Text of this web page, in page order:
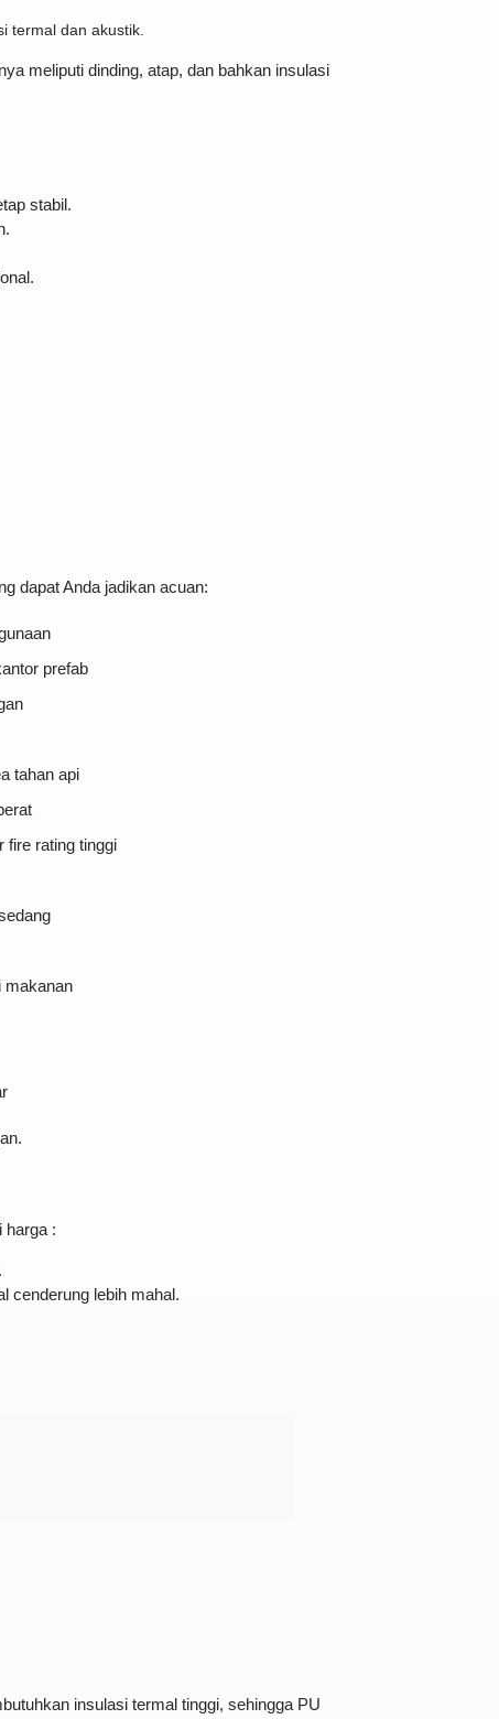
termal dan akustik.
meliputi dinding, atap, dan bahkan insulasi
stabil.
dapat Anda jadikan acuan:
prefab
tahan api
fire rating tinggi
makanan
harga :
cenderung lebih mahal.
insulasi termal tinggi, sehingga PU